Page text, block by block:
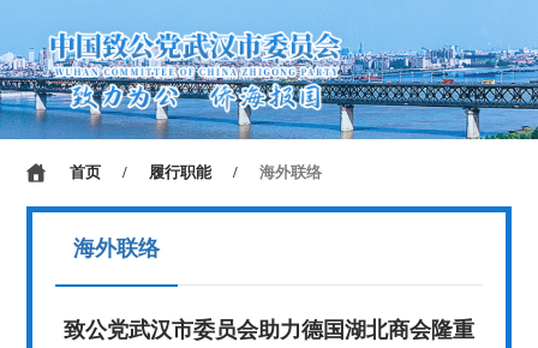
首页 / 履行职能 / 海外联络
海外联络
致公党武汉市委员会助力德国湖北商会隆重